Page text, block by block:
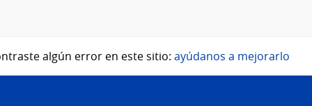
algún error en este sitio: ayúdanos a mejorarlo